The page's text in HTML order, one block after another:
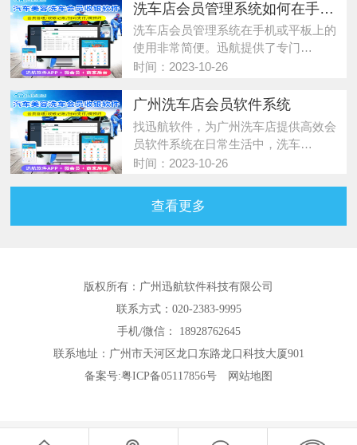
洗车店会员管理系统如何在手机或平板上使用?
洗车店会员管理系统在手机或平板上的
使用非常简便。迅航提供了专门…
时间：2023-10-26
广州洗车店会员软件系统
找迅航软件，为广州洗车店提供高效会
员软件系统在日常生活中，洗车…
时间：2023-10-26
查看更多
版权所有：广州迅航软件科技有限公司
联系方式：020-2383-9995
手机/微信： 18928762645
联系地址：广州市天河区龙口东路龙口科技大厦901
备案号:粤ICP备05117856号 网站地图